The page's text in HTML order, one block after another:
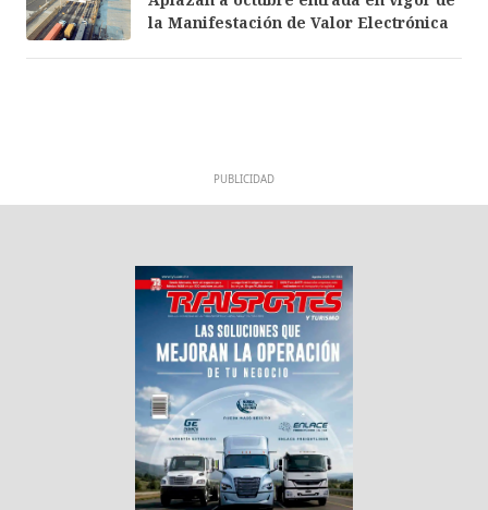
la Manifestación de Valor Electrónica
PUBLICIDAD